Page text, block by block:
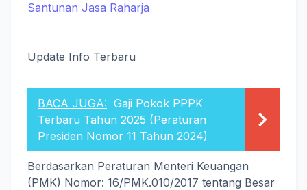
Santunan Jasa Raharja
Update Info Terbaru
BACA JUGA: Gaji Pokok PPPK
Terbaru Tahun 2025 (Peraturan
Presiden Nomor 11 Tahun 2024)
Berdasarkan Peraturan Menteri Keuangan
(PMK) Nomor: 16/PMK.010/2017 tentang Besar